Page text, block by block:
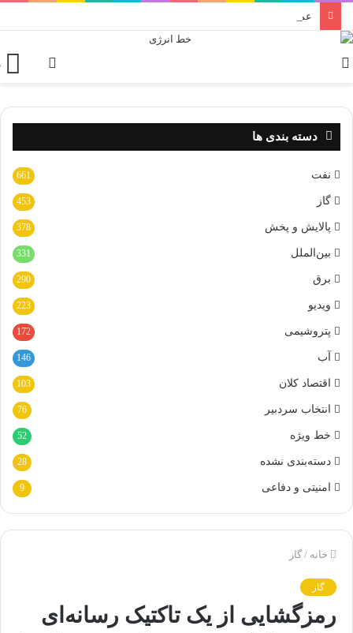
عملیات اجرایی نیروگاه خورشیدی مورچه خورت شروع شده است
خانه / گاز
گاز
رمزگشایی از یک تاکتیک رسانه‌ای
دسته بندی ها
نفت 661
گاز 453
پالایش و پخش 378
بین‌الملل 331
برق 290
ویدیو 223
پتروشیمی 172
آب 146
اقتصاد کلان 103
انتخاب سردبیر 76
خط ویژه 52
دسته‌بندی نشده 28
امنیتی و دفاعی 9